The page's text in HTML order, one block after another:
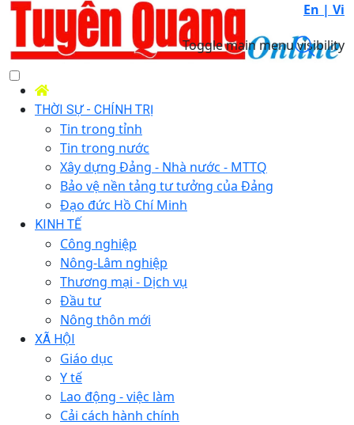
En | Vi
Toggle main menu visibility
THỜI SỰ - CHÍNH TRỊ
Tin trong tỉnh
Tin trong nước
Xây dựng Đảng - Nhà nước - MTTQ
Bảo vệ nền tảng tư tưởng của Đảng
Đạo đức Hồ Chí Minh
KINH TẾ
Công nghiệp
Nông-Lâm nghiệp
Thương mại - Dịch vụ
Đầu tư
Nông thôn mới
XÃ HỘI
Giáo dục
Y tế
Lao động - việc làm
Cải cách hành chính